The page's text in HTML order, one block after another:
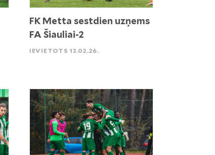
FK Metta sestdien uzņems
FA Šiauliai-2
IEVIETOTS 13.02.26.